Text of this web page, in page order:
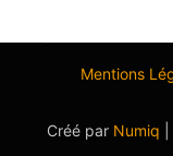
Mentions
Créé par Numiq